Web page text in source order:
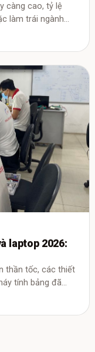
càng cao, tỷ lệ
làm trái ngành…
laptop 2026:
thần tốc, các thiết
tính bảng đã…